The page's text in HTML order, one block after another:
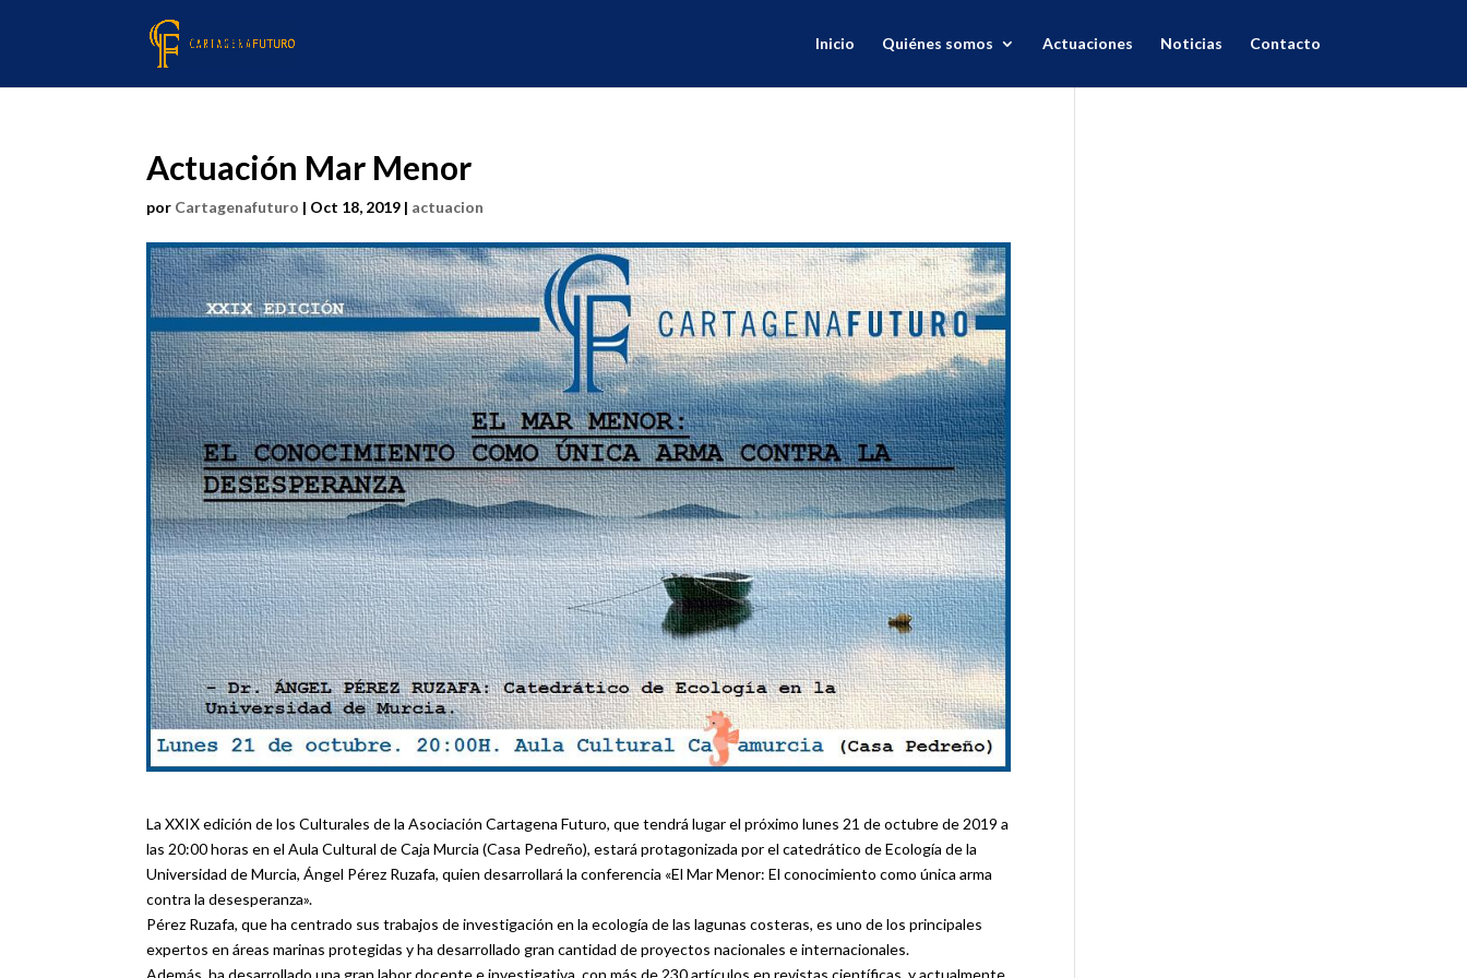
Inicio Quiénes somos Actuaciones Noticias Contacto
Actuación Mar Menor
por Cartagenafuturo | Oct 18, 2019 | actuacion
La XXIX edición de los Culturales de la Asociación Cartagena Futuro, que tendrá lugar el próximo lunes 21 de octubre de 2019 a
las 20:00 horas en el Aula Cultural de Caja Murcia (Casa Pedreño), estará protagonizada por el catedrático de Ecología de la
Universidad de Murcia, Ángel Pérez Ruzafa, quien desarrollará la conferencia «El Mar Menor: El conocimiento como única arma
contra la desesperanza».
Pérez Ruzafa, que ha centrado sus trabajos de investigación en la ecología de las lagunas costeras, es uno de los principales
expertos en áreas marinas protegidas y ha desarrollado gran cantidad de proyectos nacionales e internacionales.
Además, ha desarrollado una gran labor docente e investigativa, con más de 230 artículos en revistas científicas, y actualmente